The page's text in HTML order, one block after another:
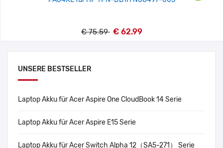
UNSERE BESTSELLER
Laptop Akku für Acer Aspire One CloudBook 14 Serie
Laptop Akku für Acer Aspire E15 Serie
Laptop Akku für Acer Switch Alpha 12（SA5-271） Serie
€ 75.59 € 62.99